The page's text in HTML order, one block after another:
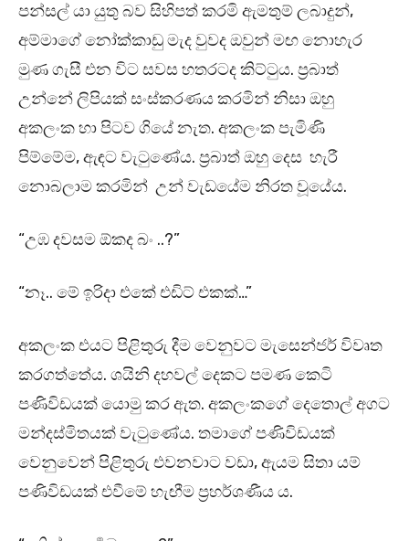
පන්සල් යා යුතු බව සිහිපත් කරමි ඇමතුම් ලබාදුන්,
අම්මාගේ නෝක්කාඩු මැද වුවද ඔවුන් මඟ නොහැර
මුණ ගැසී එන විට සවස හතරටද කිට්ටුය. ප්‍රබාත්
උන්නේ ලිපියක් සංස්කරණය කරමින් නිසා ඔහු
අකලංක හා පිටව ගියේ නැත. අකලංක පැමිණි
පිම්මේම, ඇඳට වැටුණේය. ප්‍රබාත් ඔහු දෙස හැරී
නොබලාම කරමින් උන් වැඩයේම නිරත වූයේය.
“උඹ දවසම ඕකද බං ..?”
“නෑ.. මේ ඉරිදා එකේ එඩිට් එකක්…”
අකලංක එයට පිළිතුරු දීම වෙනුවට මැසෙන්ජර් විවෘත
කරගත්තේය. ශයිනි දහවල් දෙකට පමණ කෙටි
පණිවිඩයක් යොමු කර ඇත. අකලංකගේ දෙතොල් අගට
මන්දස්මිතයක් වැටුණේය. තමාගේ පණිවිඩයක්
වෙනුවෙන් පිළිතුරු එවනවාට වඩා, ඇයම සිතා යම්
පණිවිඩයක් එවීමේ හැඟීම ප්‍රහර්ශණීය ය.